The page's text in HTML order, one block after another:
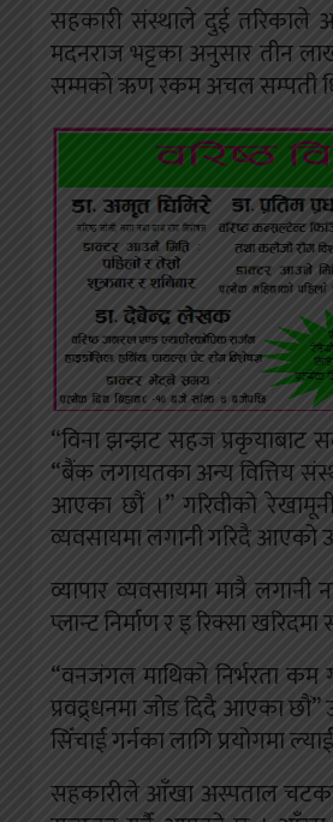
सहकारी संस्थाले दुई तरिकाले
मदनराज भट्टका अनुसार तीन
सम्मको ऋण रकम अचल सम्पती
“विना झन्झट सहज प्रकृयाबाट
“बैंक लगायतका अन्य वित्तिय
आएका छौं ।” गरिवीको
व्यवसायमा लगानी गरिदै आएको
व्यापार व्यवसायमा मात्रै
प्लान्ट निर्माण र इ रिक्सा
“वनजंगल माथिको निर्भरता
प्रवद्र्धनमा जोड दिदै आएका
सिँचाई गर्नका लागि प्रयोगमा
सहकारीले आँखा अस्पताल